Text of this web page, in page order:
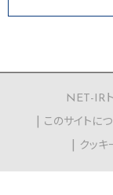
NET-IR
このサイトに
クッキ